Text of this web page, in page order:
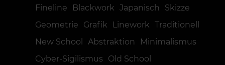
Fineline Blackwork Japanisch
Skizze
Geometrie
Grafik Linework Traditionell
New School
Abstraktion
Minimalismus
Cyber-Sigilismus
Old School